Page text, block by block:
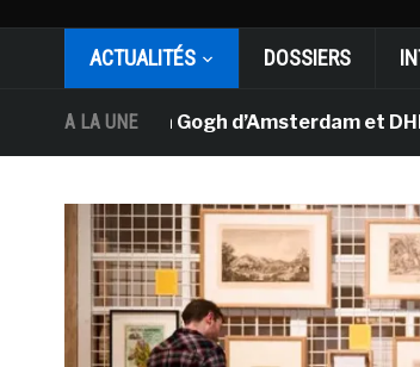
ACTUALITÉS DOSSIERS
A LA UNE
Van Gogh d’Amsterdam et DHL